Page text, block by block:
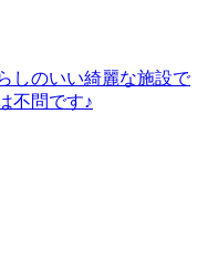
しのいい綺麗な施設で
不問です♪